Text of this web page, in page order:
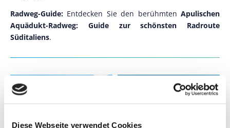
Diese Webseite verwendet Cookies
Radweg-Guide:Entdecken Sie den berühmtenApulischen
Aquädukt-Radweg: Guide zur schönsten Radroute
Süditaliens.